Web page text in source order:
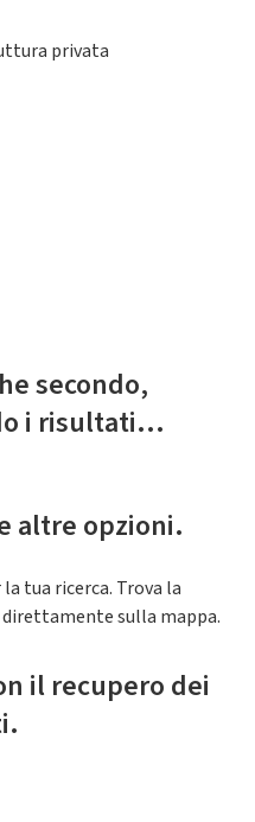
privata
secondo,
i risultati...
altre opzioni.
tua ricerca. Trova la
sulla mappa.
il recupero dei